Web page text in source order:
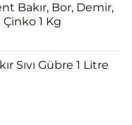
Bakır, Bor, Demir,
1 Kg
Sıvı Gübre 1 Litre